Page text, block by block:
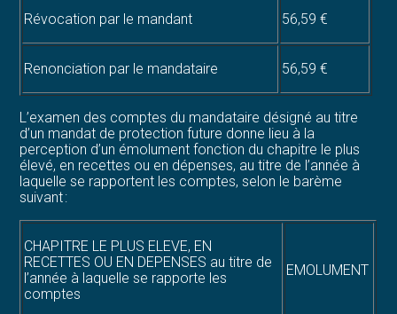
Révocation par le mandant 56,59 €
Renonciation par le mandataire 56,59 €
L’examen des comptes du mandataire désigné au titre
d’un mandat de protection future donne lieu à la
perception d’un émolument fonction du chapitre le plus
élevé, en recettes ou en dépenses, au titre de l’année à
laquelle se rapportent les comptes, selon le barème
suivant :
CHAPITRE LE PLUS ELEVE, EN
RECETTES OU EN DEPENSES au titre de
l’année à laquelle se rapporte les
comptes
EMOLUMENT